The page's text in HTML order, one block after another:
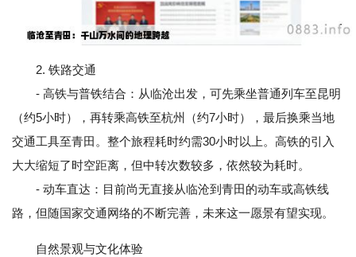
2. 铁路交通
- 高铁与普铁结合：从临沧出发，可先乘坐普通列车至昆明
（约5小时），再转乘高铁至杭州（约7小时），最后换乘当地
交通工具至青田。整个旅程耗时约需30小时以上。高铁的引入
大大缩短了时空距离，但中转次数较多，依然较为耗时。
- 动车直达：目前尚无直接从临沧到青田的动车或高铁线
路，但随国家交通网络的不断完善，未来这一愿景有望实现。
自然景观与文化体验